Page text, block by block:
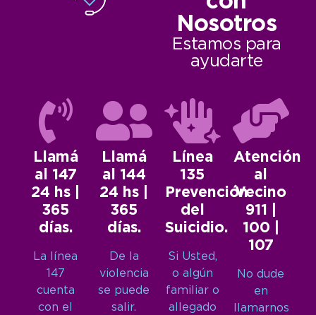
Nosotros
Estamos para
ayudarte
Llamá
al 147
24 hs |
365
días.
La línea
147
cuenta
con el
Llamá
al 144
24 hs |
365
días.
De la
violencia
se puede
salir.
Línea
135
Prevención
del
Suicidio.
Si Usted,
o algún
familiar o
allegado
Atención
al
Vecino
911 |
100 |
107
No dude
en
llamarnos